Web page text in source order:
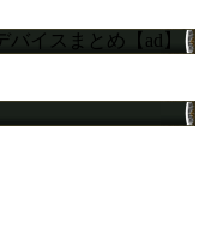
イスまとめ【ad】